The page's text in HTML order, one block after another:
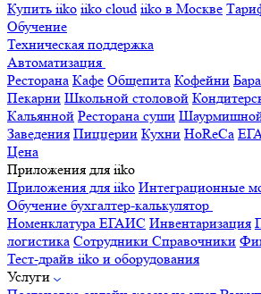
Купить iiko iiko cloud iiko в Москве
Обучение
Техническая поддержка
Автоматизация
Ресторана Кафе Общепита Кофейни Бара
Пекарни Школьной столовой
Кальянной Ресторана суши
Заведения Пиццерии Кухни HoReCa
Цена
Приложения для iiko
Приложения для iiko Интеграционные
Обучение бухгалтер-калькулятор
Номенклатура ЕГАИС Инвентаризация
логистика Сотрудники Справочники
Тест-драйв iiko и оборудования
Услуги